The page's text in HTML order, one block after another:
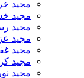
مجید
مجید
مجید
مجید
مجید
مجید
مجید